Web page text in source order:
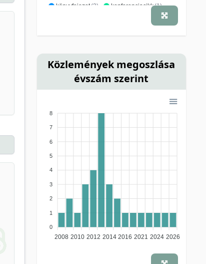
könyvfejezet (2) konferenciacikk(1)
Közlemények megoszlása
évszám szerint
8
7
6
5
4
3
2
1
0
2008 2010 2012 2014 2016 2021 2024 2026